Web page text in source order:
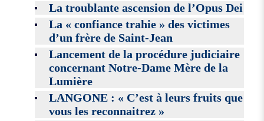
La troublante ascension de l’Opus Dei
La « confiance trahie » des victimes
d’un frère de Saint-Jean
Lancement de la procédure judiciaire
concernant Notre-Dame Mère de la
Lumière
LANGONE : « C’est à leurs fruits que
vous les reconnaitrez »